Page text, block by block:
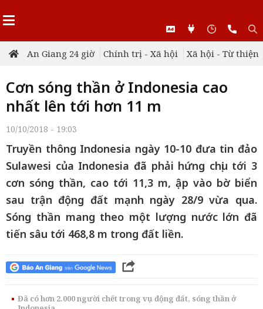
An Giang 24 giờ Chính trị - Xã hội Xã hội - Từ thiện
Cơn sóng thần ở Indonesia cao
nhất lên tới hơn 11 m
10/10/2018 - 19:03
Truyền thông Indonesia ngày 10-10 đưa tin đảo
Sulawesi của Indonesia đã phải hứng chịu tới 3
cơn sóng thần, cao tới 11,3 m, ập vào bờ biển
sau trận động đất mạnh ngày 28/9 vừa qua.
Sóng thần mang theo một lượng nước lớn đã
tiến sâu tới 468,8 m trong đất liền.
Đã có hơn 2.000 người chết trong vụ động đất, sóng thần ở